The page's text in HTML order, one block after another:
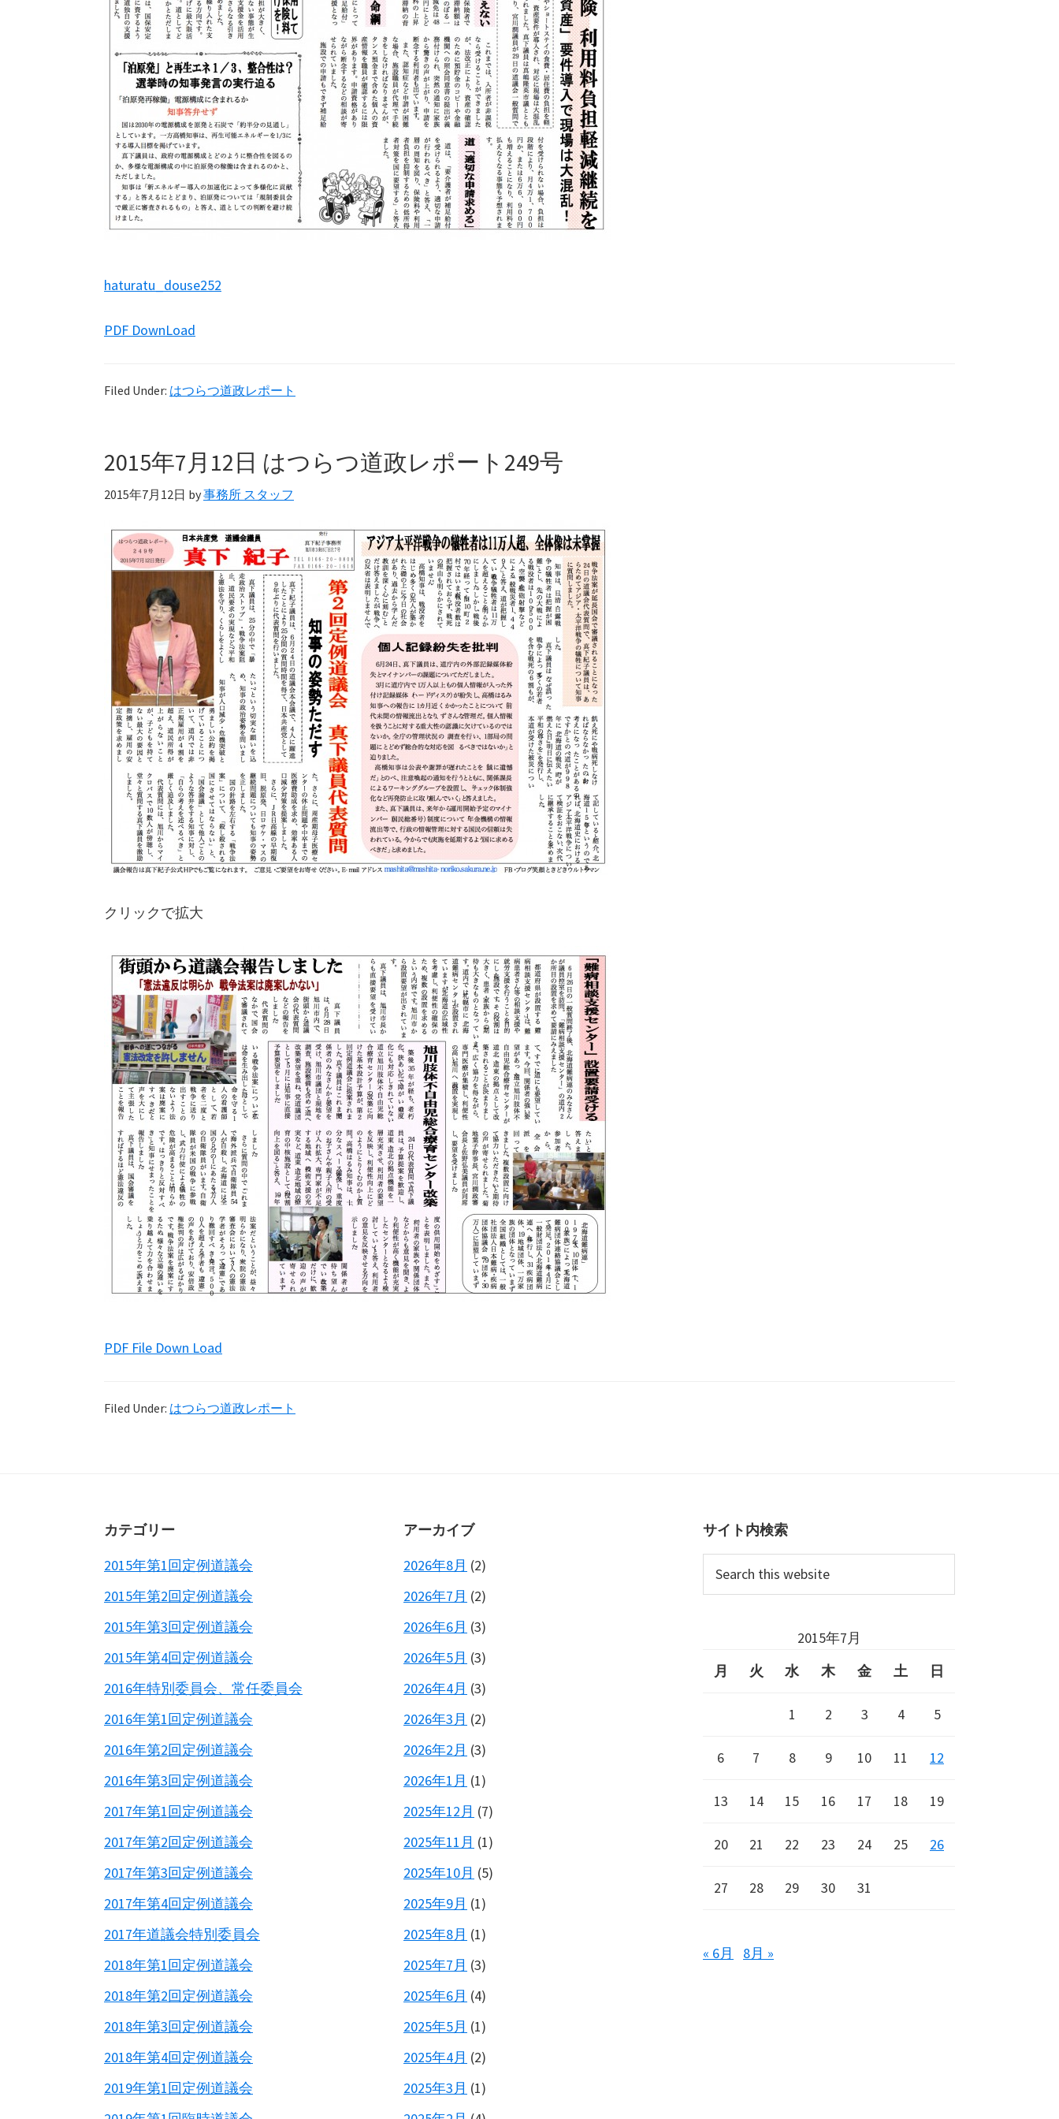
haturatu_douse252
PDF DownLoad
Filed Under: はつらつ道政レポート
2015年7月12日 はつらつ道政レポート249号
2015年7月12日 by事務所 スタッフ
クリックで拡大
PDF File Down Load
Filed Under: はつらつ道政レポート
カテゴリー
2015年第1回定例道議会
2015年第2回定例道議会
2015年第3回定例道議会
2015年第4回定例道議会
2016年特別委員会、常任委員会
2016年第1回定例道議会
2016年第2回定例道議会
2016年第3回定例道議会
2017年第1回定例道議会
2017年第2回定例道議会
2017年第3回定例道議会
2017年第4回定例道議会
2017年道議会特別委員会
2018年第1回定例道議会
2018年第2回定例道議会
2018年第3回定例道議会
2018年第4回定例道議会
2019年第1回定例道議会
アーカイブ
2026年8月 (2)
2026年7月 (2)
2026年6月 (3)
2026年5月 (3)
2026年4月 (3)
2026年3月 (2)
2026年2月 (3)
2026年1月 (1)
2025年12月 (7)
2025年11月 (1)
2025年10月 (5)
2025年9月 (1)
2025年8月 (1)
2025年7月 (3)
2025年6月 (4)
2025年5月 (1)
2025年4月 (2)
2025年3月 (1)
サイト内検索
2015年7月
月
火 水 木 金 土 日
1 2 3 4 5
6 7 8 9 10 11 12
13 14 15 16 17 18 19
20 21 22 23 24 25 26
27 28 29 30 31
« 6月 8月 »